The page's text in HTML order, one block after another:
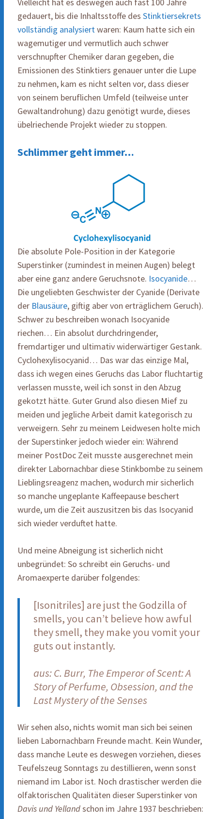
gedauert, bis die Inhaltsstoffe des Stinktiersekrets
vollständig analysiert waren: Kaum hatte sich ein
wagemutiger und vermutlich auch schwer
verschnupfter Chemiker daran gegeben, die
Emissionen des Stinktiers genauer unter die Lupe
zu nehmen, kam es nicht selten vor, dass dieser
von seinem beruflichen Umfeld (teilweise unter
Gewaltandrohung) dazu genötigt wurde, dieses
übelriechende Projekt wieder zu stoppen.
Schlimmer geht immer…
Die absolute Pole-Position in der Kategorie
Superstinker (zumindest in meinen Augen) belegt
aber eine ganz andere Geruchsnote. Isocyanide…
Die ungeliebten Geschwister der Cyanide (Derivate
der Blausäure, giftig aber von erträglichem Geruch).
Schwer zu beschreiben wonach Isocyanide
riechen… Ein absolut durchdringender,
fremdartiger und ultimativ widerwärtiger Gestank.
Cyclohexylisocyanid… Das war das einzige Mal,
dass ich wegen eines Geruchs das Labor fluchtartig
verlassen musste, weil ich sonst in den Abzug
gekotzt hätte. Guter Grund also diesen Mief zu
meiden und jegliche Arbeit damit kategorisch zu
verweigern. Sehr zu meinem Leidwesen holte mich
der Superstinker jedoch wieder ein: Während
meiner PostDoc Zeit musste ausgerechnet mein
direkter Labornachbar diese Stinkbombe zu seinem
Lieblingsreagenz machen, wodurch mir sicherlich
so manche ungeplante Kaffeepause beschert
wurde, um die Zeit auszusitzen bis das Isocyanid
sich wieder verduftet hatte.
Und meine Abneigung ist sicherlich nicht
unbegründet: So schreibt ein Geruchs- und
Aromaexperte darüber folgendes:
[Isonitriles] are just the Godzilla of
smells, you can’t believe how awful
they smell, they make you vomit your
guts out instantly.
aus: C. Burr, The Emperor of Scent: A
Story of Perfume, Obsession, and the
Last Mystery of the Senses
Wir sehen also, nichts womit man sich bei seinen
lieben Labornachbarn Freunde macht. Kein Wunder,
dass manche Leute es deswegen vorziehen, dieses
Teufelszeug Sonntags zu destillieren, wenn sonst
niemand im Labor ist. Noch drastischer werden die
olfaktorischen Qualitäten dieser Superstinker von
Davis und Yellandschon im Jahre 1937 beschrieben: